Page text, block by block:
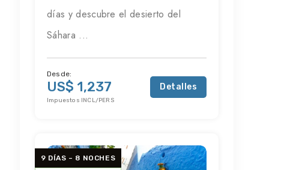
días y descubre el desierto del
Sáhara ...
Desde:
US$ 1,237
Impuestos INCL/PERS
Detalles
9 DÍAS – 8 NOCHES